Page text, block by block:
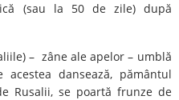
(sau la 50 de zile) după
– zâne ale apelor – umblă
dansează, pământul
Rusalii, se poartă frunze de